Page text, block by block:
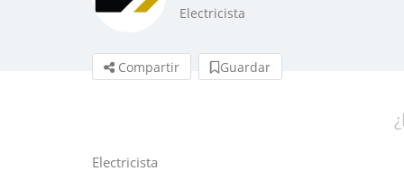
Electricista
Compartir Guardar
Electricista